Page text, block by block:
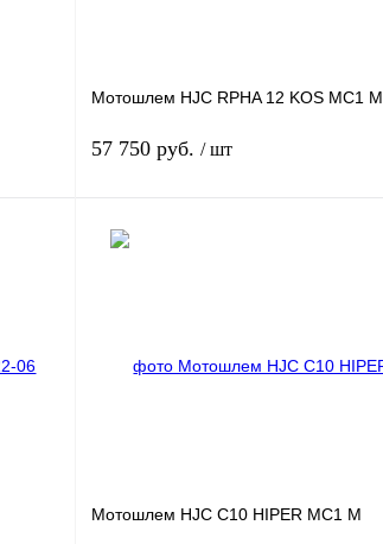
Мотошлем HJC RPHA 12 KOS MC1 M
57 750 руб. / шт
наличии
Мотошлем HJC C10 HIPER MC1 M